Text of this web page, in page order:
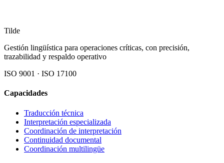
Tilde
Gestión lingüística para operaciones críticas, con precisión,
trazabilidad y respaldo operativo
ISO 9001 · ISO 17100
Capacidades
Traducción técnica
Interpretación especializada
Coordinación de interpretación
Continuidad documental
Coordinación multilingüe